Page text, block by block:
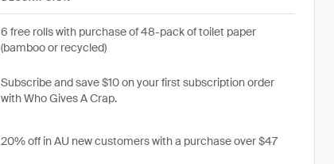
6 free rolls with purchase of 48-pack of toilet paper
(bamboo or recycled)
Subscribe and save $10 on your first subscription order
with Who Gives A Crap.
20% off in AU new customers with a purchase over $47